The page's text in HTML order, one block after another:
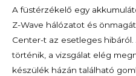
A füstérzékelő egy
Z-Wave hálózatot és
Center-t az esetleges
történik, a vizsgálat elég
készülék házán található